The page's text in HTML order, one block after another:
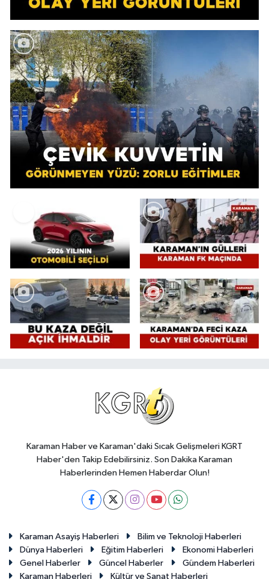
Karaman Haber ve Karaman'daki Sıcak Gelişmeleri KGRT
Haber'den Takip Edebilirsiniz. Son Dakika Karaman
Haberlerinden Hemen Haberdar Olun!
Karaman Asayiş Haberleri
Bilim ve Teknoloji Haberleri
Dünya Haberleri
Eğitim Haberleri
Ekonomi Haberleri
Genel Haberler
Güncel Haberler
Gündem Haberleri
Karaman Haberleri
Kültür ve Sanat Haberleri